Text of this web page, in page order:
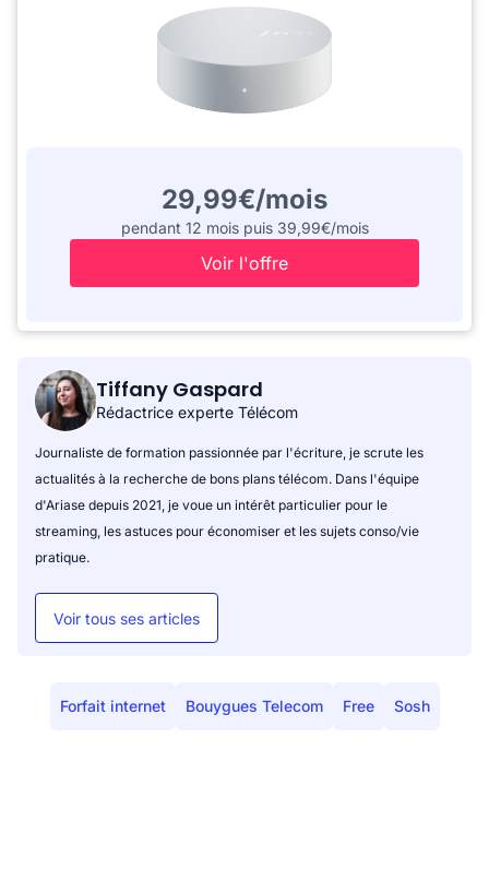
29,99€/mois
pendant 12 mois puis 39,99€/mois
Voir l'offre
Tiffany Gaspard
Rédactrice experte Télécom
Journaliste de formation passionnée par l'écriture, je scrute les
actualités à la recherche de bons plans télécom. Dans l'équipe
d'Ariase depuis 2021, je voue un intérêt particulier pour le
streaming, les astuces pour économiser et les sujets conso/vie
pratique.
Voir tous ses articles
Forfait internet Bouygues Telecom Free Sosh